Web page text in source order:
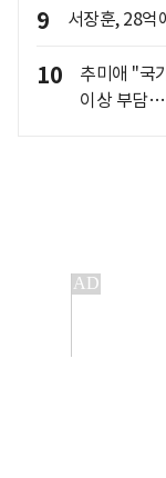
9 서장훈, 28억
10
추미애 "국
이상 부담